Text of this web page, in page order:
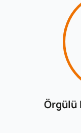
Örgülü